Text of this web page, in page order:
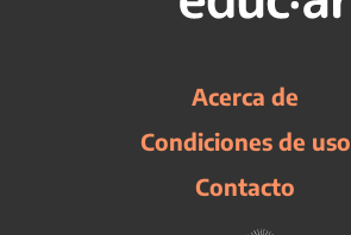
Acerca de
Condiciones de uso
Contacto